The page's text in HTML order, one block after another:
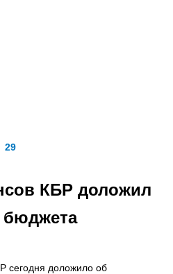
29
КБР доложил
бюджета
сегодня доложило об